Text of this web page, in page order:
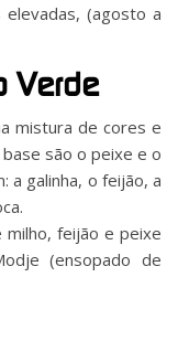
(agosto a
Verde
mistura de cores e
são o peixe e o
a galinha, o feijão, a
milho, feijão e peixe
(ensopado de